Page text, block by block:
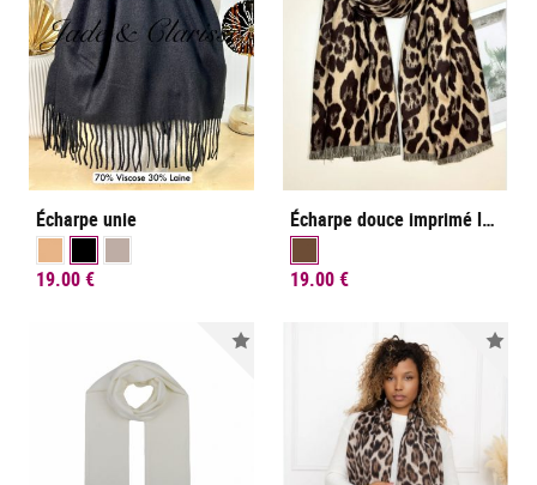
Écharpe unie
19.00 €
Écharpe douce imprimé léopard
19.00 €
Nouveauté